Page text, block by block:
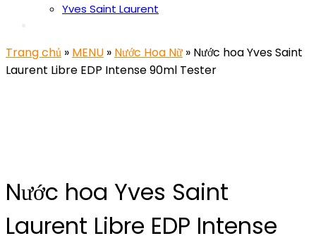
Yves Saint Laurent
Trang chủ » MENU » Nước Hoa Nữ » Nước hoa Yves Saint
Laurent Libre EDP Intense 90ml Tester
Nước hoa Yves Saint
Laurent Libre EDP Intense